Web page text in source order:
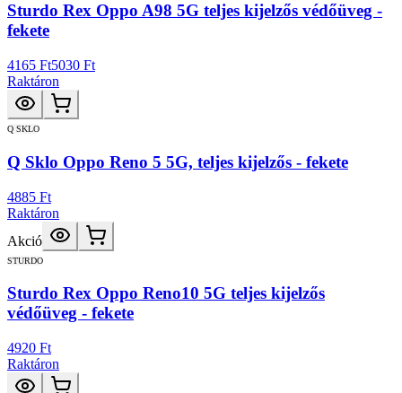
Sturdo Rex Oppo A98 5G teljes kijelzős védőüveg -
fekete
4165 Ft5030 Ft
Raktáron
Q SKLO
Q Sklo Oppo Reno 5 5G, teljes kijelzős - fekete
4885 Ft
Raktáron
Akció
STURDO
Sturdo Rex Oppo Reno10 5G teljes kijelzős
védőüveg - fekete
4920 Ft
Raktáron